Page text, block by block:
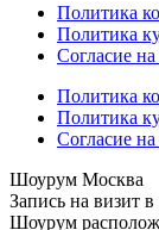
Политика
Политика
Согласие
Политика
Политика
Согласие
Шоурум Москва
Запись на визит
Шоурум